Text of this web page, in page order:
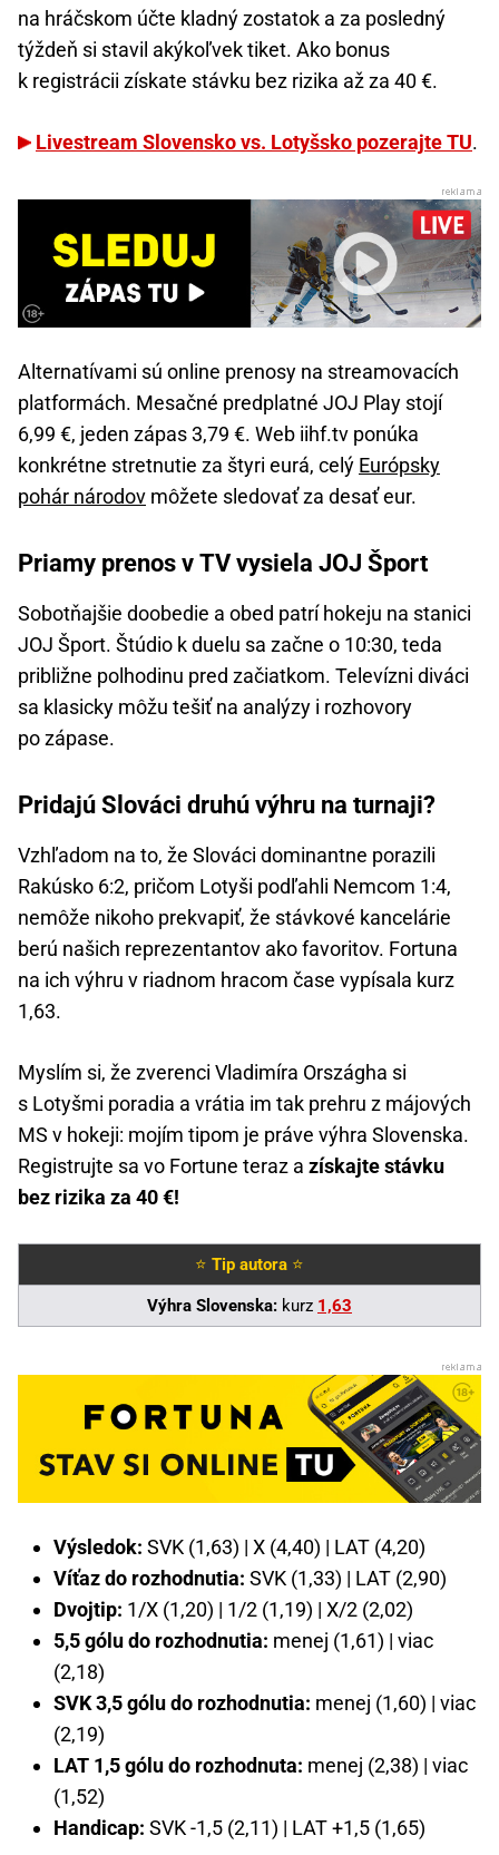
na hráčskom účte kladný zostatok a za posledný
týždeň si stavil akýkoľvek tiket. Ako bonus
k registrácii získate stávku bez rizika až za 40 €.
Livestream Slovensko vs. Lotyšsko pozerajte TU.
Alternatívami sú online prenosy na streamovacích
platformách. Mesačné predplatné JOJ Play stojí
6,99 €, jeden zápas 3,79 €. Web iihf.tv ponúka
konkrétne stretnutie za štyri eurá, celý Európsky
pohár národov môžete sledovať za desať eur.
Priamy prenos v TV vysiela JOJ Šport
Sobotňajšie doobedie a obed patrí hokeju na stanici
JOJ Šport. Štúdio k duelu sa začne o 10:30, teda
približne polhodinu pred začiatkom. Televízni diváci
sa klasicky môžu tešiť na analýzy i rozhovory
po zápase.
Pridajú Slováci druhú výhru na turnaji?
Vzhľadom na to, že Slováci dominantne porazili
Rakúsko 6:2, pričom Lotyši podľahli Nemcom 1:4,
nemôže nikoho prekvapiť, že stávkové kancelárie
berú našich reprezentantov ako favoritov. Fortuna
na ich výhru v riadnom hracom čase vypísala kurz
1,63.
Myslím si, že zverenci Vladimíra Országha si
s Lotyšmi poradia a vrátia im tak prehru z májových
MS v hokeji: mojím tipom je práve výhra Slovenska.
Registrujte sa vo Fortune teraz a získajte stávku
bez rizika za 40 €!
⭐ Tip autora ⭐
Výhra Slovenska: kurz 1,63
Výsledok: SVK (1,63) | X (4,40) | LAT (4,20)
Víťaz do rozhodnutia: SVK (1,33) | LAT (2,90)
Dvojtip: 1/X (1,20) | 1/2 (1,19) | X/2 (2,02)
5,5 gólu do rozhodnutia: menej (1,61) | viac
(2,18)
SVK 3,5 gólu do rozhodnutia: menej (1,60) | viac
(2,19)
LAT 1,5 gólu do rozhodnuta: menej (2,38) | viac
(1,52)
Handicap: SVK -1,5 (2,11) | LAT +1,5 (1,65)